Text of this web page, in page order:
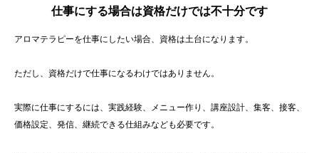
仕事にする場合は資格だけでは不十分です
アロマテラピーを仕事にしたい場合、資格は土台になります。
ただし、資格だけで仕事になるわけではありません。
実際に仕事にするには、実践経験、メニュー作り、講座設計、集客、接客、
価格設定、発信、継続できる仕組みなども必要です。